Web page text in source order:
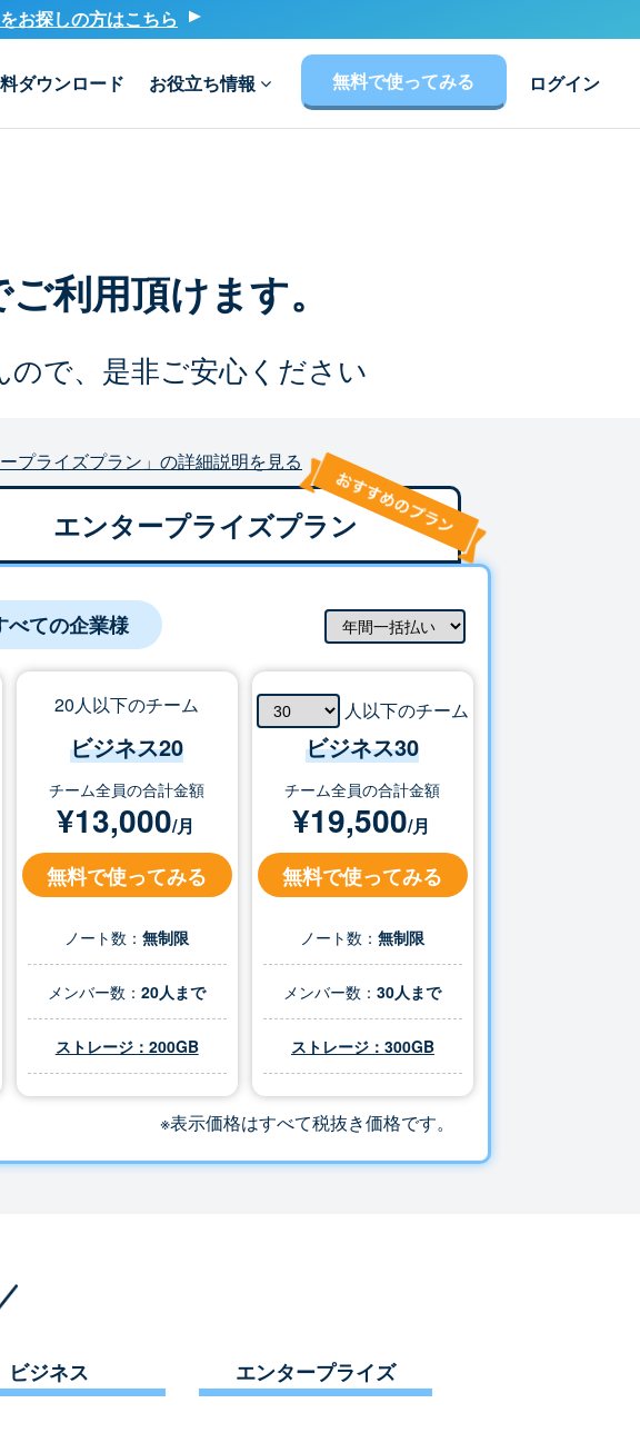
お探しの方はこちら
ダウンロード お役立ち情報 無料で使ってみる ログイン
利用頂けます。
ので、是非ご安心ください
ープライズプラン」の詳細説明を見る
エンタープライズプラン
ての企業様
20人以下のチーム
ビジネス20
チーム全員の合計金額
¥13,000/月
無料で使ってみる
ノート数：無制限
メンバー数：20人まで
ストレージ：200GB
人以下のチーム
ビジネス30
チーム全員の合計金額
¥19,500/月
無料で使ってみる
ノート数：無制限
メンバー数：30人まで
ストレージ： 300GB
※表示価格はすべて税抜き価格です。
ビジネス エンタープライズ